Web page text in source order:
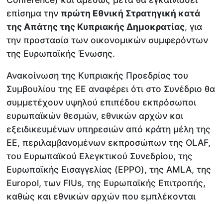
επίσημα την πρώτη Εθνική Στρατηγική κατά
της Απάτης της Κυπριακής Δημοκρατίας, για
την προστασία των οικονομικών συμφερόντων
της Ευρωπαϊκής Ένωσης.
Ανακοίνωση της Κυπριακής Προεδρίας του
Συμβουλίου της ΕΕ αναφέρει ότι στο Συνέδριο θα
συμμετέχουν υψηλού επιπέδου εκπρόσωποι
ευρωπαϊκών θεσμών, εθνικών αρχών και
εξειδικευμένων υπηρεσιών από κράτη μέλη της
ΕΕ, περιλαμβανομένων εκπροσώπων της OLAF,
του Ευρωπαϊκού Ελεγκτικού Συνεδρίου, της
Ευρωπαϊκής Εισαγγελίας (EPPO), της AMLA, της
Europol, των FIUs, της Ευρωπαϊκής Επιτροπής,
καθώς και εθνικών αρχών που εμπλέκονται